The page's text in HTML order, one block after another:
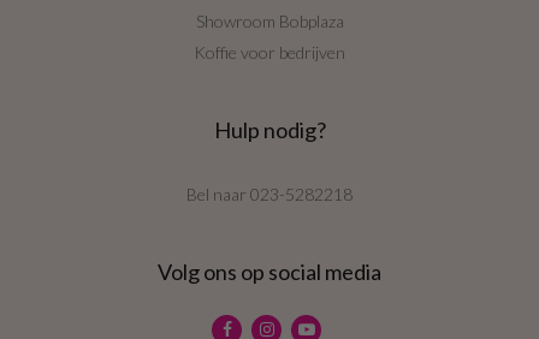
Showroom Bobplaza
Koffie voor bedrijven
Hulp nodig?
Bel naar 023-5282218
Volg ons op social media